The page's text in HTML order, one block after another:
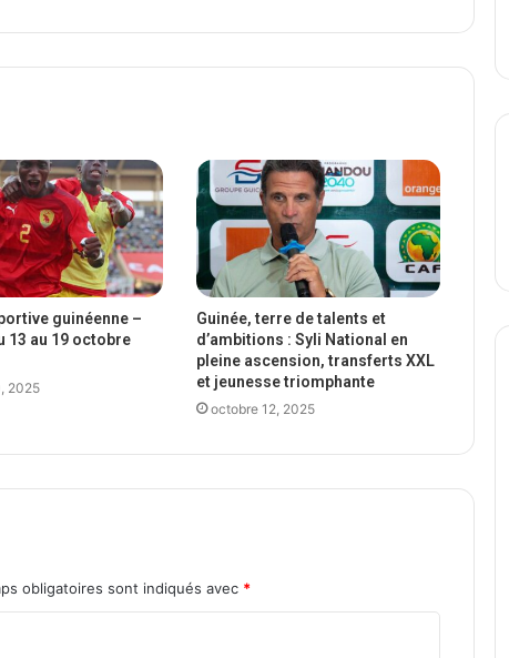
guinéenne –
13 au 19 octobre
2025
Guinée, terre de talents et
d’ambitions : Syli National en
pleine ascension, transferts XXL
et jeunesse triomphante
octobre 12, 2025
obligatoires sont indiqués avec *